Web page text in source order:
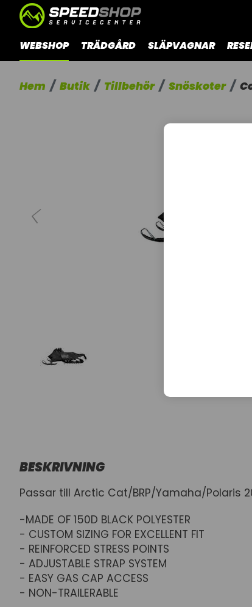
WEBSHOP TRÄDGÅRD SLÄPVAGNAR
Hem Butik Tillbehör Snöskoter
BESKRIVNING
Passar till Arctic Cat/BRP/Yamaha/Polaris
-MADE OF 150D BLACK POLYESTER
- CUSTOM SIZING FOR EXCELLENT FIT
- REINFORCED STRESS POINTS
- ADJUSTABLE STRAP SYSTEM
- EASY GAS CAP ACCESS
- NON-TRAILERABLE